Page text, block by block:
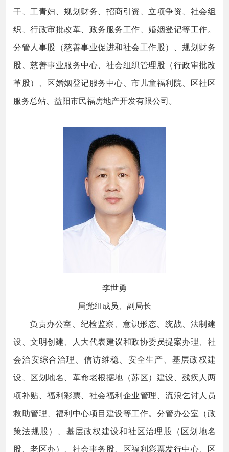
干、工青妇、规划财务、招商引资、立项争资、社会组
织、行政审批改革、政务服务工作、婚姻登记等工作。
分管人事股（慈善事业促进和社会工作股）、规划财务
股、慈善事业服务中心、社会组织管理股（行政审批改
革股）、区婚姻登记服务中心、市儿童福利院、区社区
服务总站、益阳市民福房地产开发有限公司。
李世勇
局党组成员、副局长
负责办公室、纪检监察、意识形态、统战、法制建
设、文明创建、人大代表建议和政协委员提案办理、社
会治安综合治理、信访维稳、安全生产、基层政权建
设、区划地名、革命老根据地（苏区）建设、残疾人两
项补贴、福利彩票、社会福利企业管理、流浪乞讨人员
救助管理、福利中心项目建设等工作。分管办公室（政
策法规股）、基层政权建设和社区治理股（区划地名
股、老区办）、社会事务股、区福利彩票发行中心、区